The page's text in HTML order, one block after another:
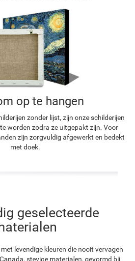
op te hangen
zonder lijst, zijn onze schilderijen
worden zodra ze uitgepakt zijn. Voor
zijn zorgvuldig afgewerkt en bedekt
met doek.
geselecteerde
met levendige kleuren die nooit vervagen
stevige materialen, gevormd bij